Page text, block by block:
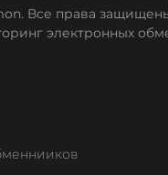
Все права
электронных